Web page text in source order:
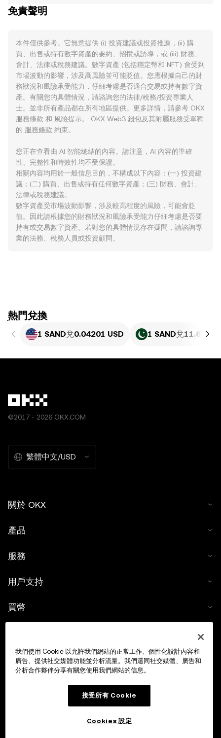
免責聲明
本件僅供參考。它無意提供 (i) 投資建議或投資推薦，(ii) 購
買、出售或持有數字資產的要約、招攬或誘導，或 (iii) 財務、
會計、法律或稅務建議。數字資產 (包括穩定幣和 NFT) 會受到
市場波動的影響，涉及高風險並可能貶值。您應根據自己的財
務狀況和風險承受能力，仔細考慮是否適合交易或持有數字資
產。有關您的具體情況，請諮詢您的法律/稅務/投資專業人
士。並非所有產品都在所有地區提供。更多詳情，請參考 OKX
服務條款 和 風險提示。 OKX Web3 錢包及其附屬服務受單獨
的 服務條款 約束。
您正在查看由 AI 智能總結的內容。請注意，AI 內容的準確
性、完整性和時效性均不受保證。
相關內容均用於一般信息目的，不構成以下內容：(一) 投資建
議；(二) 購買、出售或持有任何數字資產；(三) 財務、會計、
法律或稅務建議。
數字資產受市場波動影響，涉及較高程度的風險，可能會貶
值。因此請根據您的財務狀況和風險承受能力仔細考慮是否要
持有或交易數字資產。若對您的具體情況存在疑問，請諮詢專
業的法務、稅務人員或投資顧問。
ִִִִִִִִִִִִִִִִִִִִִִִִִִִִִִִִִִִִִִִִִִִִִִִִ熱門兌換
1 SAND兌0.04201 USD 1 SAND兌11.67
©2017 - 2026 OKX.COM
繁體中文/USD
關於 OKX
產品
服務
用戶支持
買幣
交易
我們使用 Cookie 以允許我們網站的正常工作、個性化設計內容和
廣告、提供社交媒體功能並分析流量。我們還同社交媒體、廣告和
分析合作夥伴分享有關您使用我們網站的信息。
接受所有 Cookie
Cookies 設定